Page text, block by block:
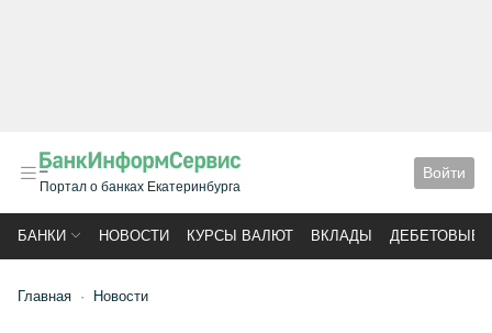
Портал о банках Екатеринбурга
Войти
БАНКИ НОВОСТИ КУРСЫ ВАЛЮТ ВКЛАДЫ ДЕБЕТОВЫЕ
Главная Новости